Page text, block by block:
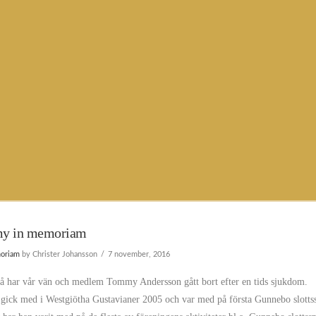
in memoriam
by Christer Johansson 7 november, 2016
har vår vän och medlem Tommy Andersson gått bort efter en tids sjukdom.
med i Westgiötha Gustavianer 2005 och var med på första Gunnebo